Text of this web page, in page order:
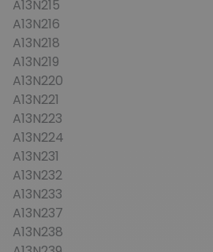
A13N215
A13N216
A13N218
A13N219
A13N220
A13N221
A13N223
A13N224
A13N231
A13N232
A13N233
A13N237
A13N238